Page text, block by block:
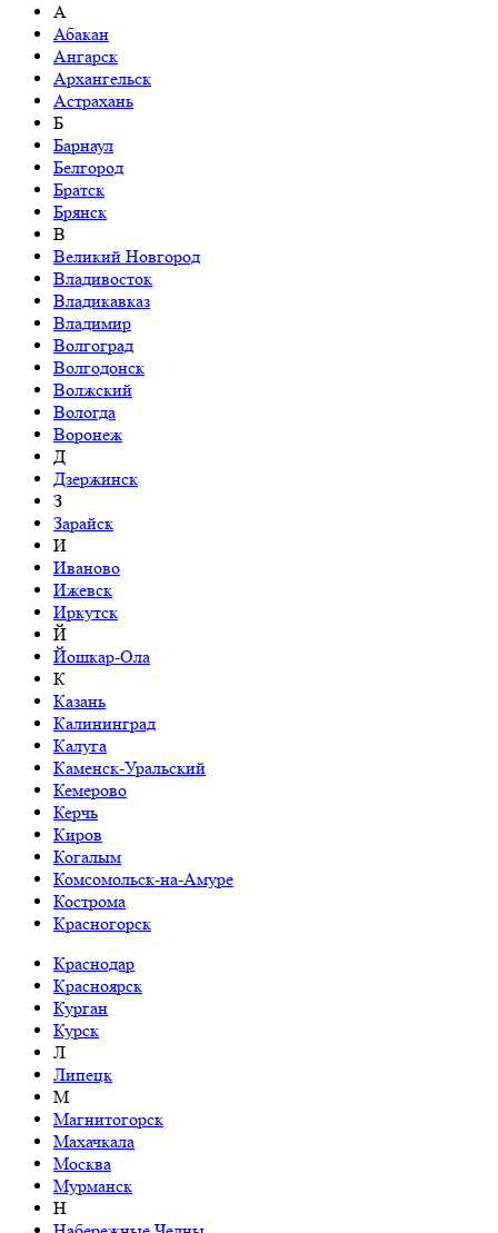
А
Абакан
Ангарск
Архангельск
Астрахань
Б
Барнаул
Белгород
Братск
Брянск
В
Великий Новгород
Владивосток
Владикавказ
Владимир
Волгоград
Волгодонск
Волжский
Вологда
Воронеж
Д
Дзержинск
З
Зарайск
И
Иваново
Ижевск
Иркутск
Й
Йошкар-Ола
К
Казань
Калининград
Калуга
Каменск-Уральский
Кемерово
Керчь
Киров
Когалым
Комсомольск-на-Амуре
Кострома
Красногорск
Краснодар
Красноярск
Курган
Курск
Л
Липецк
М
Магнитогорск
Махачкала
Москва
Мурманск
Н